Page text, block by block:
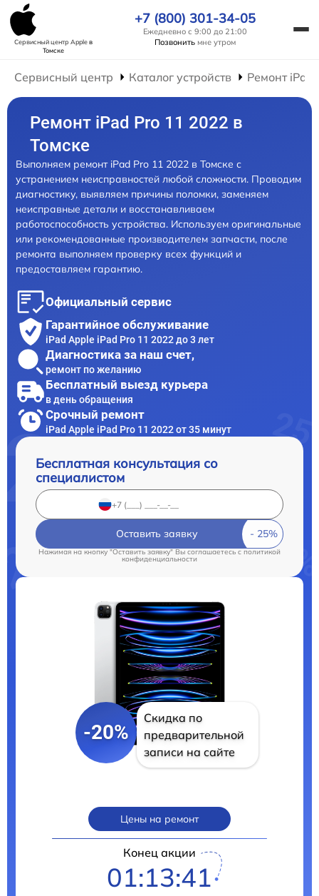
Сервисный центр Appleв
Томске
+7 (800) 301-34-05
Ежедневно с 9:00 до 21:00
Позвонить мне утром
Сервисный центр Каталог устройств Ремонт iPad
Ремонт iPad Pro 11 2022 в
Томске
Выполняем ремонт iPad Pro 11 2022 в Томске с
устранением неисправностей любой сложности. Проводим
диагностику, выявляем причины поломки, заменяем
неисправные детали и восстанавливаем
работоспособность устройства. Используем оригинальные
или рекомендованные производителем запчасти, после
ремонта выполняем проверку всех функций и
предоставляем гарантию.
Официальный сервис
Гарантийное обслуживание
iPad Apple iPad Pro 11 2022 до 3 лет
Диагностика за наш счет,
ремонт по желанию
Бесплатный выезд курьера
в день обращения
Срочный ремонт
iPad Apple iPad Pro 11 2022 от 35 минут
Бесплатная консультация со
специалистом
Оставить заявку
Нажимая на кнопку "Оставить заявку" Вы соглашаетесь cполитикой
конфиденциальности
-20%
Скидка по
предварительной
записи на сайте
Цены на ремонт
Конец акции
01:13:40